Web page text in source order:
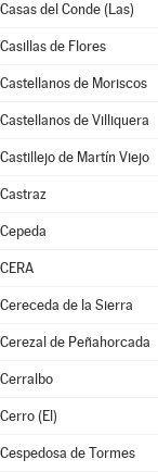
Casas del Conde (Las)
Casillas de Flores
Castellanos de Moriscos
Castellanos de Villiquera
Castillejo de Martín Viejo
Castraz
Cepeda
CERA
Cereceda de la Sierra
Cerezal de Peñahorcada
Cerralbo
Cerro (El)
Cespedosa de Tormes